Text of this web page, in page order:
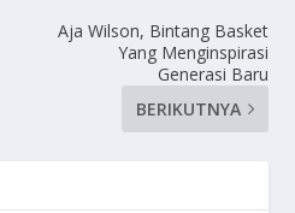
Aja Wilson, Bintang Basket
Yang Menginspirasi
Generasi Baru
BERIKUTNYA